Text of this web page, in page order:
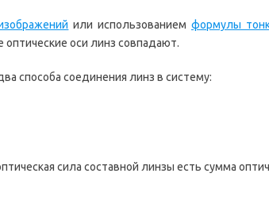
или использованием формулы
оптические оси линз совпадают.
способа соединения линз в систему:
сила составной линзы есть сумма